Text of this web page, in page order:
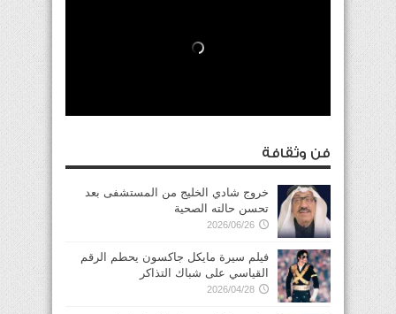
فن وثقافة
خروج شادي الخليج من المستشفى بعد
تحسن حالته الصحية
2026/06/26
فيلم سيرة مايكل جاكسون يحطم الرقم
القياسي على شباك التذاكر
2026/04/28